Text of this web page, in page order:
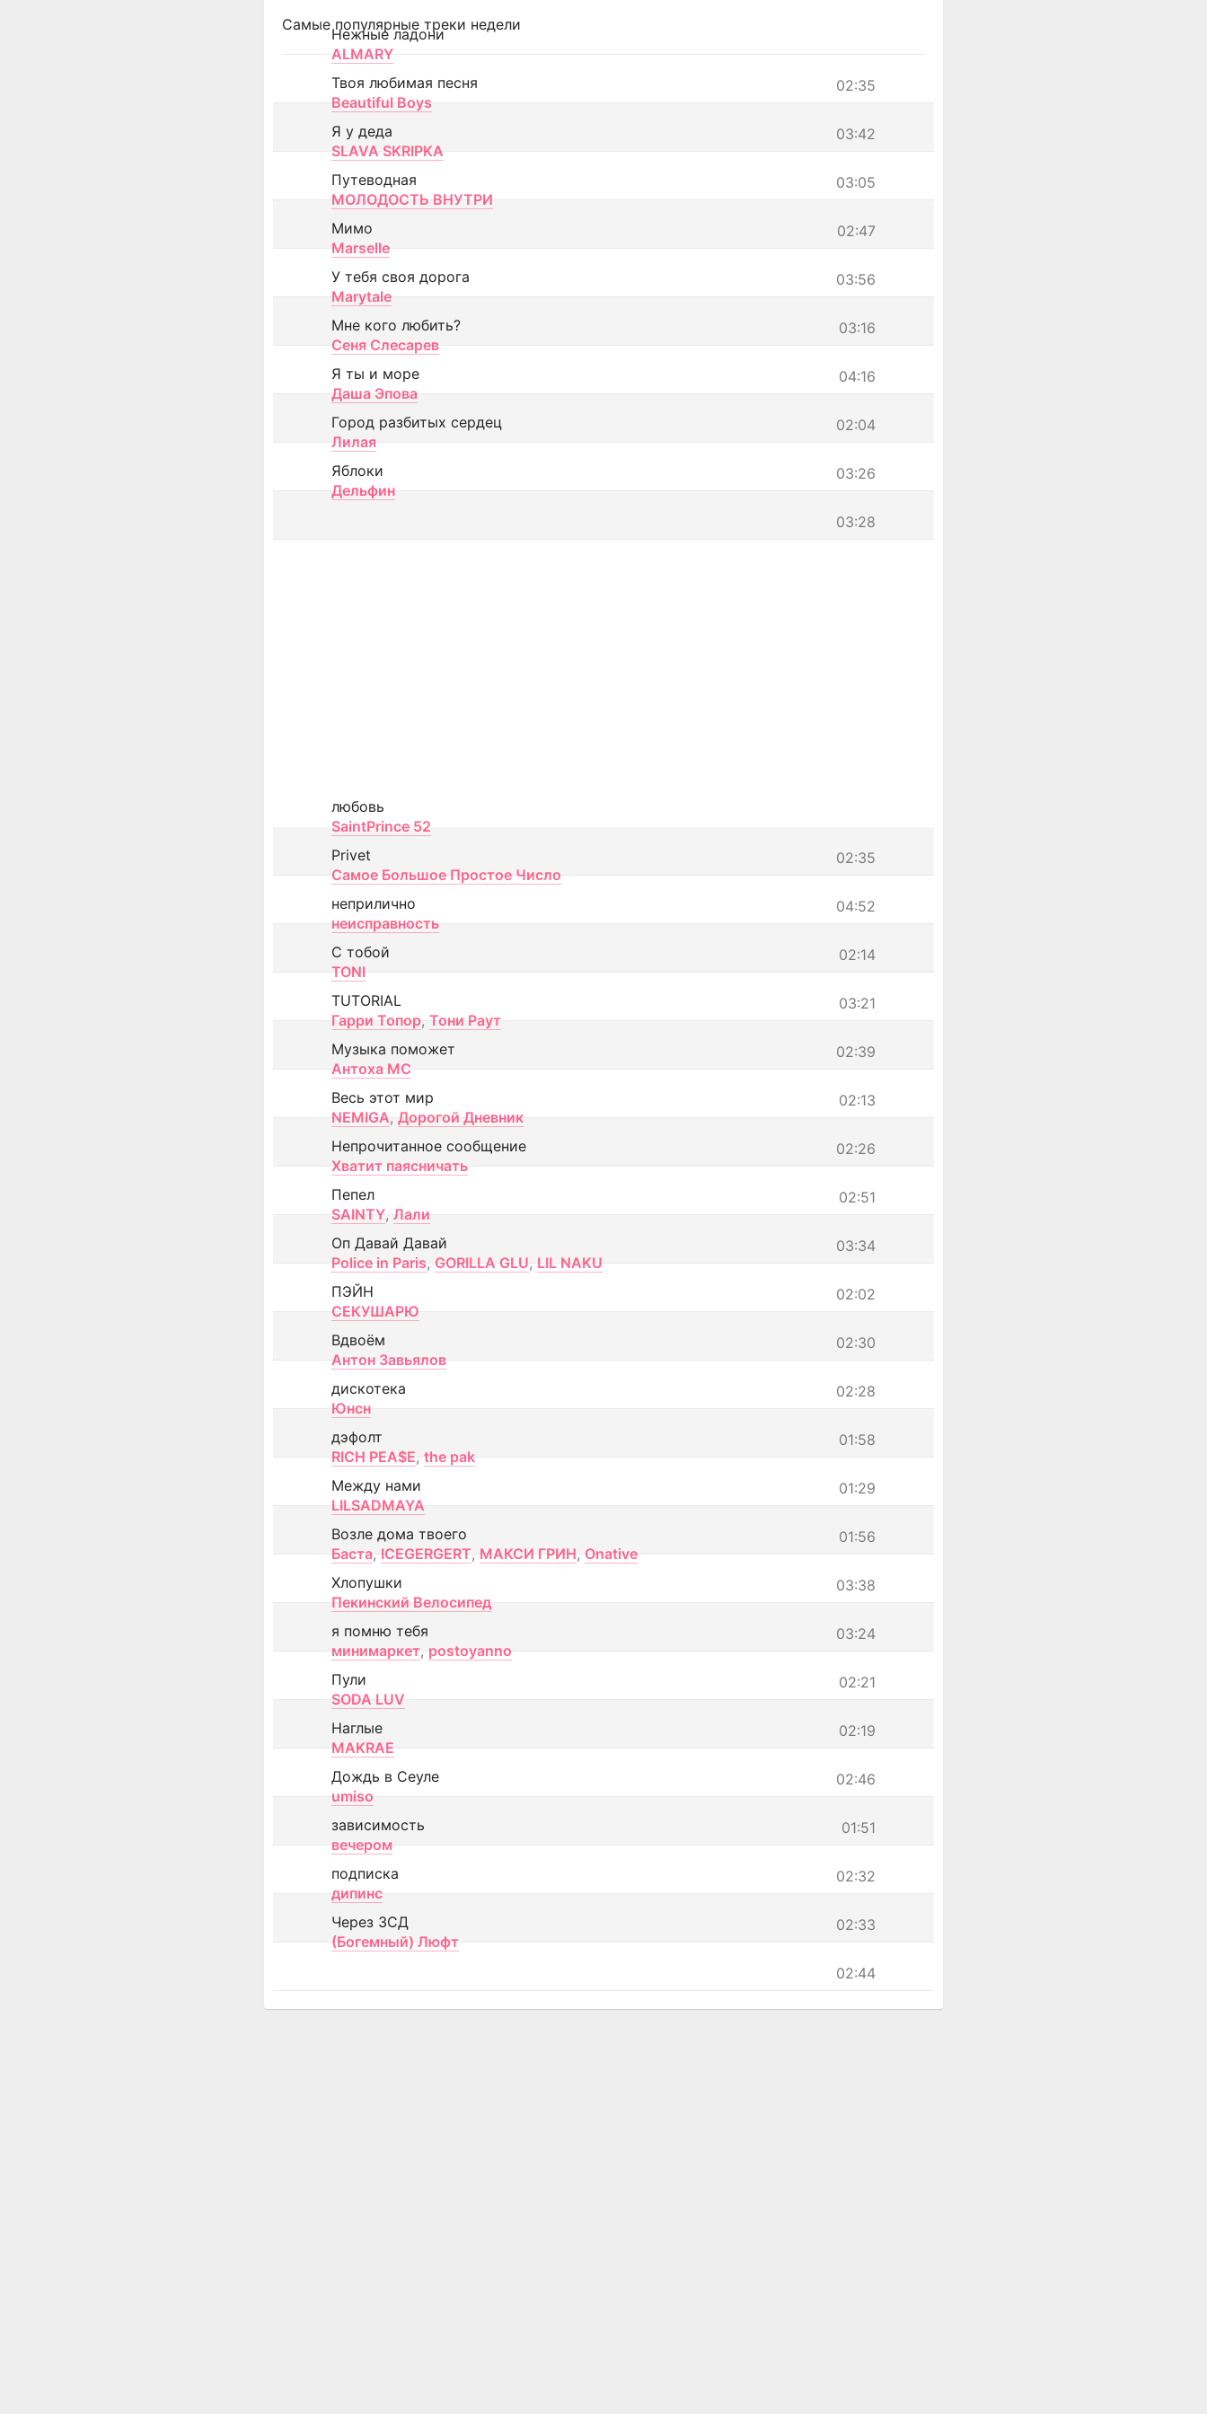
Самые популярные треки недели
Нежные ладони
ALMARY
02:35
Твоя любимая песня
Beautiful Boys
03:42
Я у деда
SLAVA SKRIPKA
03:05
Путеводная
МОЛОДОСТЬ ВНУТРИ
02:47
Мимо
Marselle
03:56
У тебя своя дорога
Marytale
03:16
Мне кого любить?
Сеня Слесарев
04:16
Я ты и море
Даша Эпова
02:04
Город разбитых сердец
Лилая
03:26
Яблоки
Дельфин
03:28
любовь
SaintPrince 52
02:35
Privet
Самое Большое Простое Число
04:52
неприлично
неисправность
02:14
С тобой
TONI
03:21
TUTORIAL
Гарри Топор, Тони Раут
02:39
Музыка поможет
Антоха МС
02:13
Весь этот мир
NEMIGA, Дорогой Дневник
02:26
Непрочитанное сообщение
Хватит паясничать
02:51
Пепел
SAINTY, Лали
03:34
Оп Давай Давай
Police in Paris, GORILLA GLU, LIL NAKU
02:02
ПЭЙН
СЕКУШАРЮ
02:30
Вдвоём
Антон Завьялов
02:28
дискотека
Юнсн
01:58
дэфолт
RICH PEA$E, the pak
01:29
Между нами
LILSADMAYA
01:56
Возле дома твоего
Баста, ICEGERGERT, МАКСИ ГРИН, Onative
03:38
Хлопушки
Пекинский Велосипед
03:24
я помню тебя
минимаркет, postoyanno
02:21
Пули
SODA LUV
02:19
Наглые
MAKRAE
02:46
Дождь в Сеуле
umiso
01:51
зависимость
вечером
02:32
подписка
дипинс
02:33
Через ЗСД
(Богемный) Люфт
02:44